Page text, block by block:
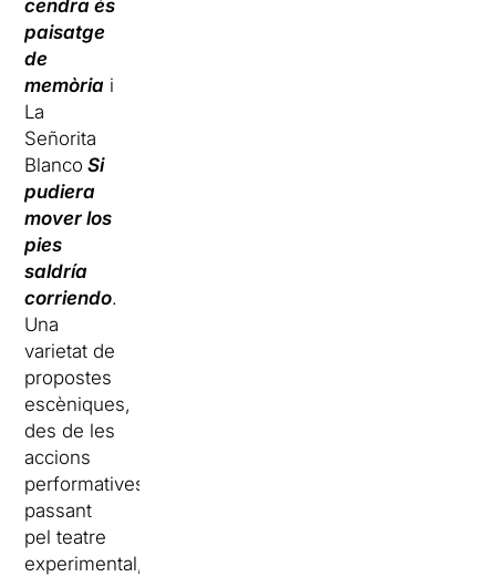
cendra és
paisatge
de
memòria i
La
Señorita
Blanco Si
pudiera
mover los
pies
saldría
corriendo.
Una
varietat de
propostes
escèniques,
des de les
accions
performatives,
passant
pel teatre
experimental,